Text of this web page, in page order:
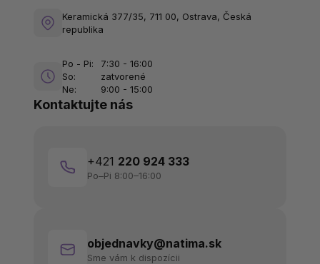
Kontaktujte nás
+421 220 924 333
Po–Pi 8:00–16:00
objednavky@natima.sk
Sme vám k dispozícii
Keramická 377/35, 711 00, Ostrava, Česká
republika
Po - Pi:
7:30 - 16:00
So:
zatvorené
Ne:
9:00 - 15:00